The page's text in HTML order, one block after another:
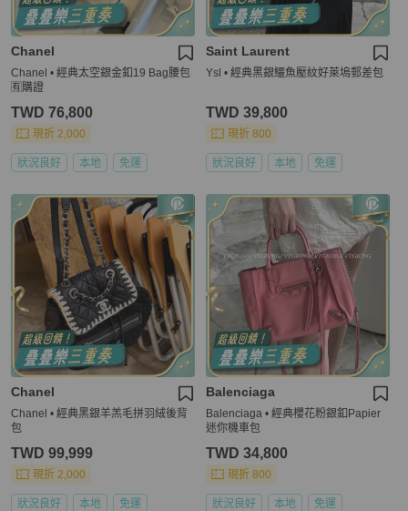
Chanel
Chanel • 經典太空銀金釦19 Bag腰包
🈶購證
TWD 76,800
現折 2,000
狀況良好 本地 免運
Saint Laurent
Ysl • 經典黑銀鱷魚壓紋好萊塢郵差包
TWD 39,800
現折 800
狀況良好 本地 免運
Chanel
Chanel • 經典黑銀羊羔毛拼羽絨後背
包
TWD 99,999
現折 2,000
狀況良好 本地 免運
Balenciaga
Balenciaga • 經典櫻花粉銀釦Papier
迷你機車包
TWD 34,800
現折 800
狀況良好 本地 免運